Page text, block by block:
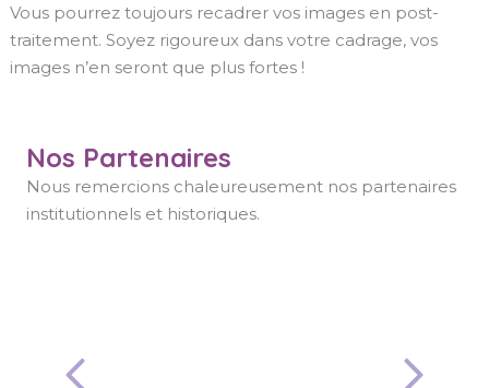
Vous pourrez toujours recadrer vos images en post-
traitement. Soyez rigoureux dans votre cadrage, vos
images n’en seront que plus fortes !
Nos Partenaires
Nous remercions chaleureusement nos partenaires
institutionnels et historiques.